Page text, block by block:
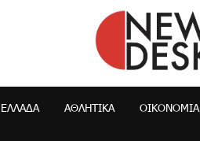
NewsDesk
ΕΛΛΆΔΑ ΑΘΛΗΤΙΚΑ ΟΙΚΟΝΟΜΊΑ